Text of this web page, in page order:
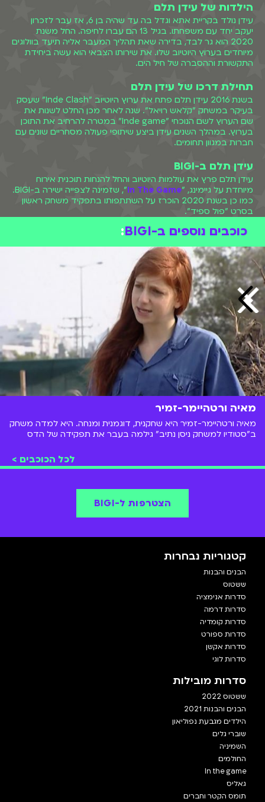
הילדות של עידן תלם
עידן נולד בקריית אתא וגדל בה עד שהיה בן 6, אז עבר לזכרון
יעקב יחד עם משפחתו. בגיל 13 הם עברו לחיפה. החל משנת
2020 הוא גר לבד, בדירה שאת תהליך המעבר אליה תיעד בוולוגים
מיוחדים בערוץ היוטיוב שלו. את שירותו הצבאי הוא עשה ביחידת
התקשורת וההסברה של חיל הים.
תחילת דרכו של עידן תלם
בשנת 2016 עידן תלם פתח את ערוץ היוטיוב "Inde Clash" שעסק
בעיקר במשחק "קלאש רויאל". שנה לאחר מכן החלט לשנות את
שם הערוץ לשם הנוכחי "Inde game" במטרה להרחיב את התוכן
בערוץ. במהלך השנים עידן ביצע שיתופי פעולה מסחריים שונים עם
חברות במגוון תחומים.
עידן תלם ב-BIGI
עידן תלם פרץ את עולמות היוטיוב והחל להנחות תוכנית אירוח
מיוחדת על גיימינג, "In The Game
", שזמינה לצפייה ישירה ב-BIGI.
כמו כן בשנת 2020 הוכרז על השתתפותו בתפקיד משחק ראשון
בסרט "פול ספיד".
כוכבים נוספים ב-BIGI :
מאיה ורטהיימר-זמיר
מאיה ורטהיימר-זמיר היא שחקנית, דוגמנית ומנחה. היא למדה משחק
ב"סטודיו למשחק ניסן נתיב" גילמה בעבר את תפקידה של הדס
לכל הכוכבים >
הצטרפות ל-BIGI
קטגוריות נבחרות
הבנים והבנות
ששטוס
סדרות אנימציה
סדרות דרמה
סדרות קומדיה
סדרות ספורט
סדרות אקשן
סדרות לוגי
סדרות מובילות
ששטוס 2022
הבנים והבנות 2021
הילדים מגבעת נפוליאון
שוברי גלים
השמיניה
החולמים
In the game
גאליס
תומס הקטר וחברים